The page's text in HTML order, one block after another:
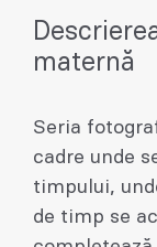
maternă
Seria
cadre unde
timpului,
de timp se